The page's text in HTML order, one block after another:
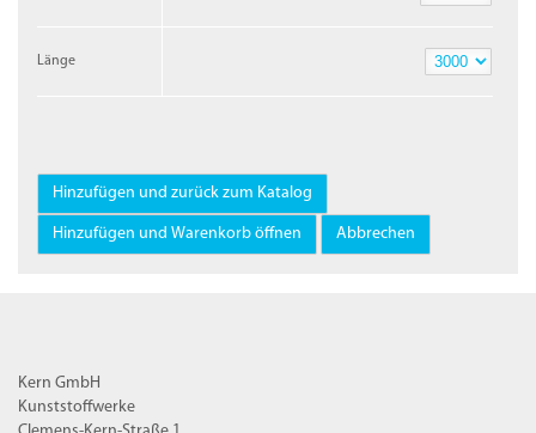
Länge
Kern GmbH
Kunststoffwerke